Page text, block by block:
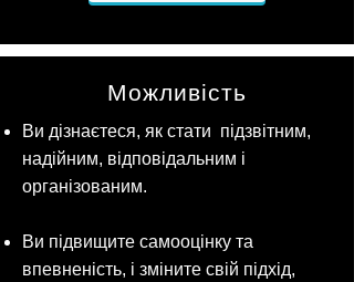
Можливість
Ви дізнаєтеся, як стати підзвітним,
надійним, відповідальним і
організованим.
Ви підвищите самооцінку та
впевненість,​ і зміните свій підхід,